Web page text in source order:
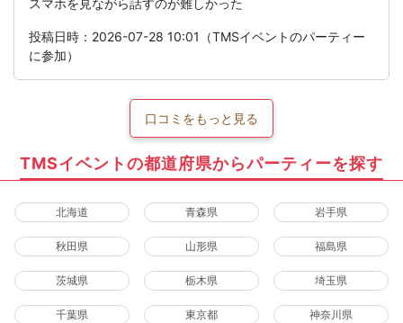
スマホを見ながら話すのが難しかった
投稿日時：2026-07-28 10:01（TMSイベントのパーティー
に参加）
口コミをもっと見る
TMSイベントの都道府県からパーティーを探す
北海道 青森県 岩手県
秋田県 山形県 福島県
茨城県 栃木県 埼玉県
千葉県 東京都 神奈川県